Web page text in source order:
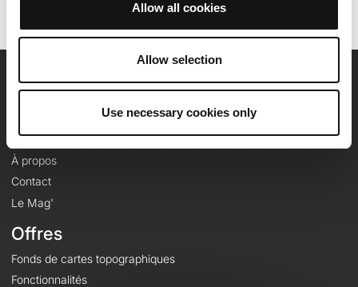
Allow all cookies
Allow selection
Use necessary cookies only
OpenRunner
Carrières
À propos
Contact
Le Mag'
Offres
Fonds de cartes topographiques
Fonctionnalités